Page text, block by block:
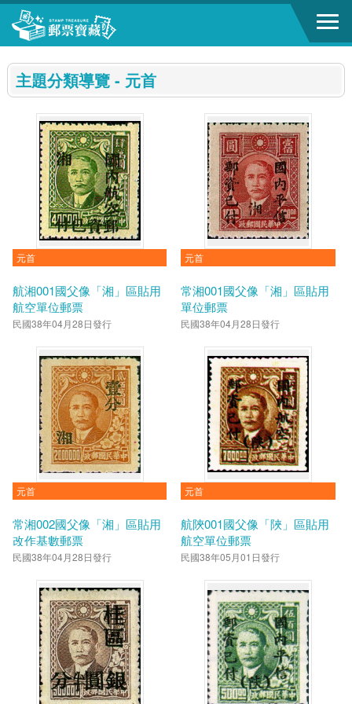
跳到主要內容區塊
主題分類導覽 - 元首
元首
航湘001國父像「湘」區貼用
航空單位郵票
民國38年04月28日發行
元首
常湘001國父像「湘」區貼用
單位郵票
民國38年04月28日發行
元首
常湘002國父像「湘」區貼用
改作基數郵票
民國38年04月28日發行
元首
航陝001國父像「陜」區貼用
航空單位郵票
民國38年05月01日發行